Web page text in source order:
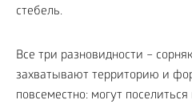
стебель.
Все три разновидности –
захватывают территорию и
повсеместно: могут поселиться